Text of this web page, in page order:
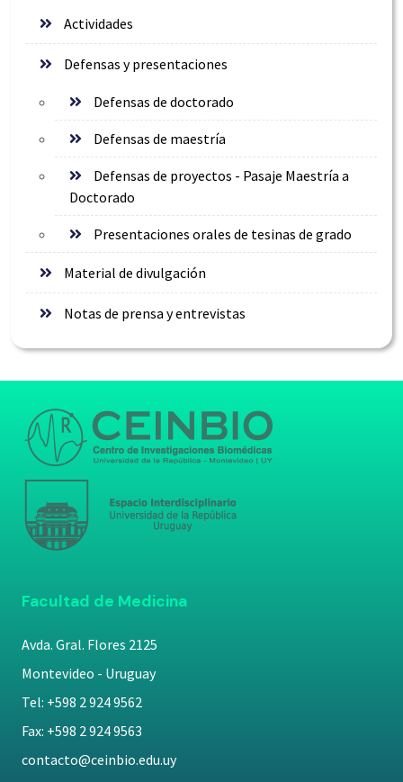
Actividades
Defensas y presentaciones
Defensas de doctorado
Defensas de maestría
Defensas de proyectos - Pasaje Maestría a
Doctorado
Presentaciones orales de tesinas de grado
Material de divulgación
Notas de prensa y entrevistas
Facultad de Medicina
Avda. Gral. Flores 2125
Montevideo - Uruguay
Tel: +598 2 924 9562
Fax: +598 2 924 9563
contacto@ceinbio.edu.uy